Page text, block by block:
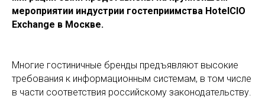
мероприятии индустрии гостеприимства HotelCIO
Exchange в Москве.
Многие гостиничные бренды предъявляют высокие
требования к информационным системам, в том числе
в части соответствия российскому законодательству.